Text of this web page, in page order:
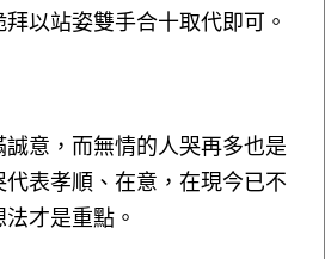
以站姿雙手合十取代即可。
意，而無情的人哭再多也是
表孝順、在意，在現今已不
才是重點。